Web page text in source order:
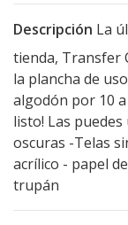
Descripción La
tienda, Transfer
la plancha de
algodón por 10
listo! Las
oscuras -Telas
acrílico - papel
trupán